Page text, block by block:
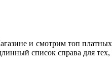
и смотрим топ
список справа для